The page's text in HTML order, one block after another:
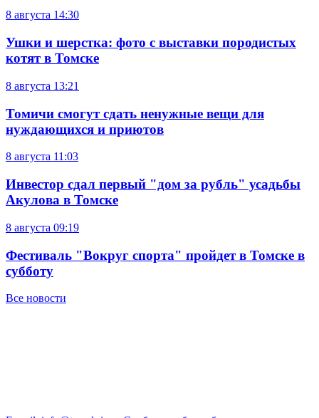
8 августа 14:30
Ушки и шерстка: фото с выставки породистых
котят в Томске
8 августа 13:21
Томичи смогут сдать ненужные вещи для
нуждающихся и приютов
8 августа 11:03
Инвестор сдал первый "дом за рубль" усадьбы
Акулова в Томске
8 августа 09:19
Фестиваль "Вокруг спорта" пройдет в Томске в
субботу
Все новости